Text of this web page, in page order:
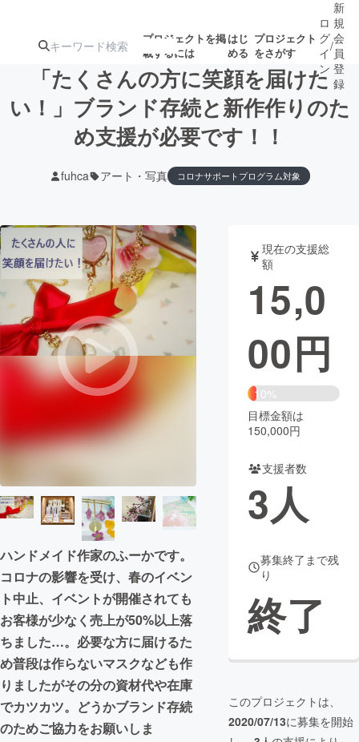
プロジェクトを掲
載するには
はじ
める
プロジェクト
をさがす
注目のリ 注目の新着プロ募集終了が近いプ
ロジェクト
テクノロジー・ガジェット ゲーム・サ
映像・映画 書籍・雑誌
ビジネス・起業 チャレンジ
まちづくり・地域活性化
CAMPFIRE for Social Good
CAMPFIRE Creation
コミュニティ
ロ
グ
イ
ン
/
新
規
会
員
登
録
「たくさんの方に笑顔を届けた
い！」ブランド存続と新作作りのた
め支援が必要です！！
fuhca アート・写真 コロナサポートプログラム対象
ハンドメイド作家のふーかです。
コロナの影響を受け、春のイベン
ト中止、イベントが開催されても
お客様が少なく売上が50%以上落
ちました…。必要な方に届けるた
め普段は作らないマスクなども作
りましたがその分の資材代や在庫
でカツカツ。どうかブランド存続
のためご協力をお願いしま
現在の支援総
額
15,0
00円
10%
目標金額は
150,000円
支援者数
3人
募集終了まで残
り
終了
このプロジェクトは、
2020/07/13に募集を開始